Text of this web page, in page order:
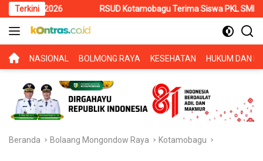
Langsung
ke
konten
Terkini RSUD Kotamobagu Terima Siswa PKL SMK
BERANDA
NASIONAL BOLMONG RAYA KESEHATAN HUKUM DAN
Beranda Bolaang Mongondow Raya Kotamobagu